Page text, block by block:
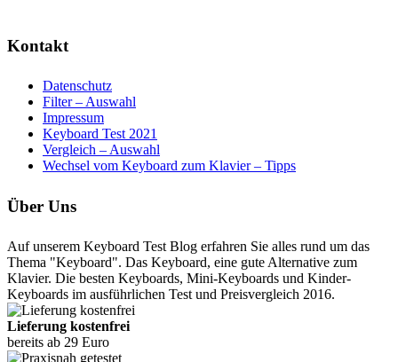
Kontakt
Datenschutz
Filter – Auswahl
Impressum
Keyboard Test 2021
Vergleich – Auswahl
Wechsel vom Keyboard zum Klavier – Tipps
Über Uns
Auf unserem Keyboard Test Blog erfahren Sie alles rund um das
Thema "Keyboard". Das Keyboard, eine gute Alternative zum
Klavier. Die besten Keyboards, Mini-Keyboards und Kinder-
Keyboards im ausführlichen Test und Preisvergleich 2016.
Lieferung kostenfrei
bereits ab 29 Euro